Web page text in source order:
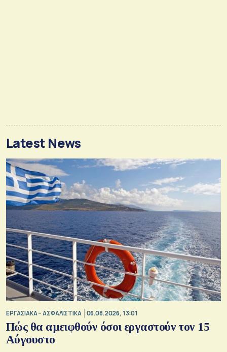
Latest News
ΕΡΓΑΣΙΑΚΑ – ΑΣΦΑΛΙΣΤΙΚΑ 06.08.2026, 13:01
Πώς θα αμειφθούν όσοι εργαστούν τον 15
Αύγουστο